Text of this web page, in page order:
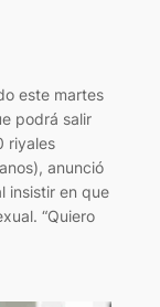
este martes
podrá salir
riyales
anunció
insistir en que
“Quiero